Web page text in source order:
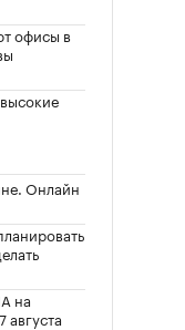
офисы в
Онлайн
на
августа